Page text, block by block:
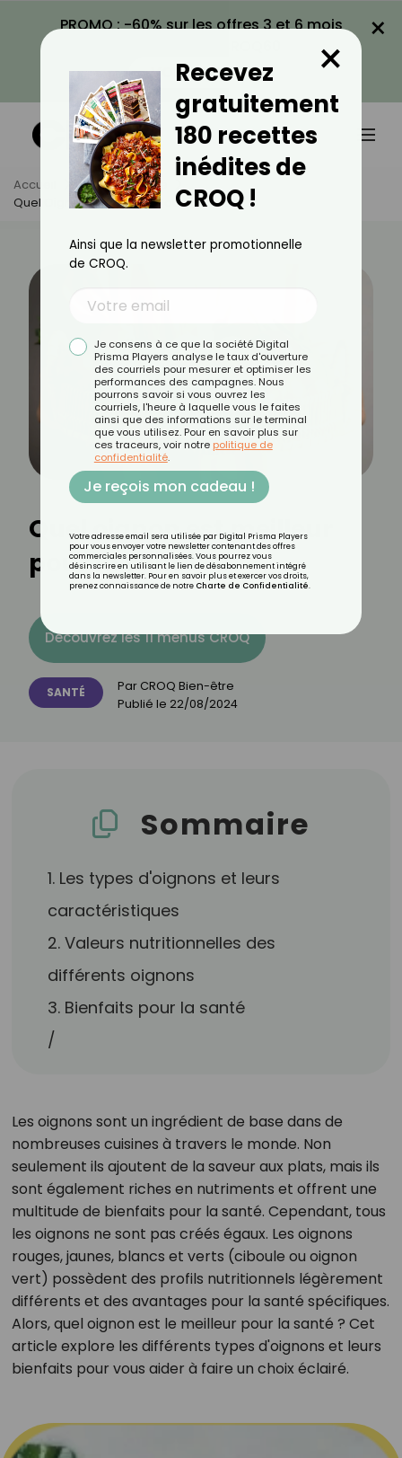
PROMO : -60% sur les offres 3 et 6 mois
VOIR LA PROMO
×
Accueil Actus
Santé
Quel Oignon Est Meilleur Pour La Santé ?
Quel oignon est meilleur
pour la santé ?
Découvrez les 11 menus CROQ
SANTÉ Par CROQ Bien-être
Publié le 22/08/2024
Sommaire
1. Les types d'oignons et leurs
caractéristiques
2. Valeurs nutritionnelles des
différents oignons
3. Bienfaits pour la santé
/
Les oignons sont un ingrédient de base dans de
nombreuses cuisines à travers le monde. Non
seulement ils ajoutent de la saveur aux plats, mais ils
sont également riches en nutriments et offrent une
multitude de bienfaits pour la santé. Cependant, tous
les oignons ne sont pas créés égaux. Les oignons
rouges, jaunes, blancs et verts (ciboule ou oignon
vert) possèdent des profils nutritionnels légèrement
différents et des avantages pour la santé spécifiques.
Alors, quel oignon est le meilleur pour la santé ? Cet
article explore les différents types d'oignons et leurs
bienfaits pour vous aider à faire un choix éclairé.
Recevez
gratuitement
180 recettes
inédites de
CROQ !
×
Ainsi que la newsletter promotionnelle
de CROQ.
Je consens à ce que la société Digital
Prisma Players analyse le taux d'ouverture
des courriels pour mesurer et optimiser les
performances des campagnes. Nous
pourrons savoir si vous ouvrez les
courriels, l'heure à laquelle vous le faites
ainsi que des informations sur le terminal
que vous utilisez. Pour en savoir plus sur
ces traceurs, voir notre politique de
confidentialité.
Je reçois mon cadeau !
Votre adresse email sera utilisée par Digital Prisma Players
pour vous envoyer votre newsletter contenant des offres
commerciales personnalisées. Vous pourrez vous
désinscrire en utilisant le lien de désabonnement intégré
dans la newsletter. Pour en savoir plus et exercer vos droits,
prenez connaissance de notre Charte de Confidentialité.